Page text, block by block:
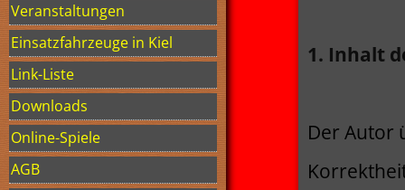
Veranstaltungen
Einsatzfahrzeuge in Kiel
Link-Liste
Downloads
Online-Spiele
AGB
1. Inhalt
Der Autor